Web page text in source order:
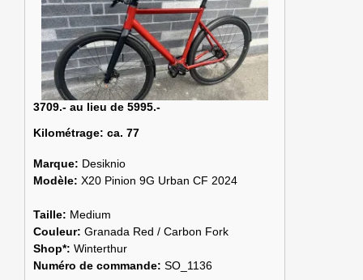
3709.- au lieu de 5995.-
Kilométrage: ca. 77
Marque: Desiknio
Modèle: X20 Pinion 9G Urban CF 2024
Taille: Medium
Couleur: Granada Red / Carbon Fork
Shop*: Winterthur
Numéro de commande: SO_1136